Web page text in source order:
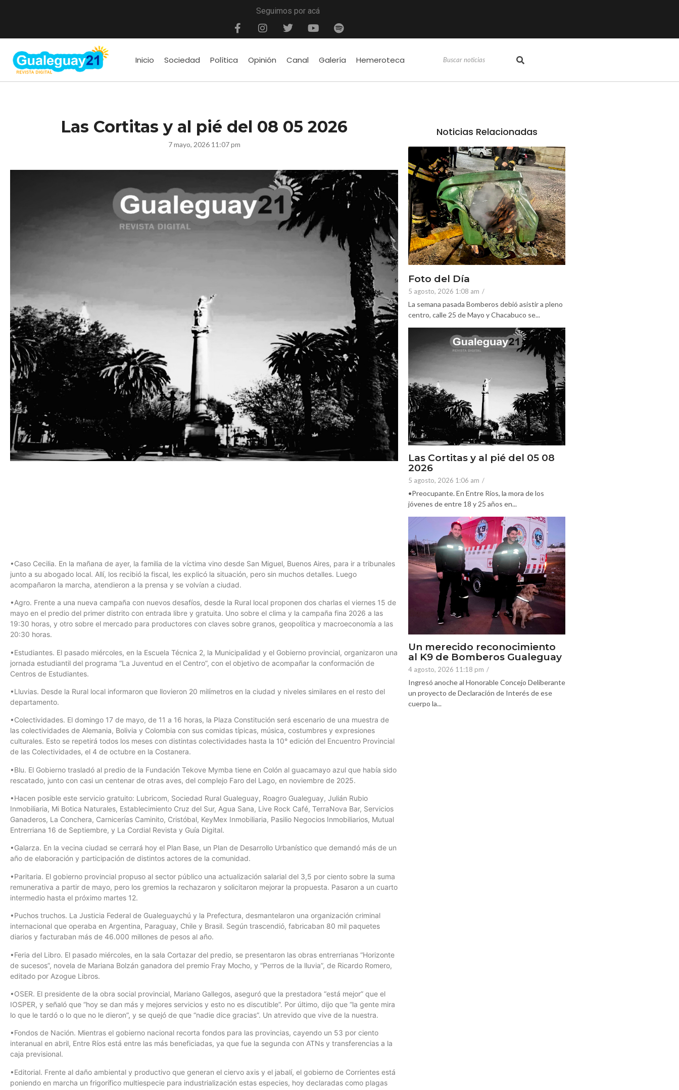
Seguimos por acá
Inicio Sociedad Política Opinión Canal Galería Hemeroteca
Las Cortitas y al pié del 08 05 2026
7 mayo, 2026 11:07 pm
•Caso Cecilia. En la mañana de ayer, la familia de la víctima vino desde San Miguel, Buenos Aires, para ir a tribunales
junto a su abogado local. Allí, los recibió la fiscal, les explicó la situación, pero sin muchos detalles. Luego
acompañaron la marcha, atendieron a la prensa y se volvían a ciudad.
•Agro. Frente a una nueva campaña con nuevos desafíos, desde la Rural local proponen dos charlas el viernes 15 de
mayo en el predio del primer distrito con entrada libre y gratuita. Uno sobre el clima y la campaña fina 2026 a las
19:30 horas, y otro sobre el mercado para productores con claves sobre granos, geopolítica y macroeconomía a las
20:30 horas.
•Estudiantes. El pasado miércoles, en la Escuela Técnica 2, la Municipalidad y el Gobierno provincial, organizaron una
jornada estudiantil del programa “La Juventud en el Centro”, con el objetivo de acompañar la conformación de
Centros de Estudiantes.
•Lluvias. Desde la Rural local informaron que llovieron 20 milímetros en la ciudad y niveles similares en el resto del
departamento.
•Colectividades. El domingo 17 de mayo, de 11 a 16 horas, la Plaza Constitución será escenario de una muestra de
las colectividades de Alemania, Bolivia y Colombia con sus comidas típicas, música, costumbres y expresiones
culturales. Esto se repetirá todos los meses con distintas colectividades hasta la 10° edición del Encuentro Provincial
de las Colectividades, el 4 de octubre en la Costanera.
•Blu. El Gobierno trasladó al predio de la Fundación Tekove Mymba tiene en Colón al guacamayo azul que había sido
rescatado, junto con casi un centenar de otras aves, del complejo Faro del Lago, en noviembre de 2025.
•Hacen posible este servicio gratuito: Lubricom, Sociedad Rural Gualeguay, Roagro Gualeguay, Julián Rubio
Inmobiliaria, Mi Botica Naturales, Establecimiento Cruz del Sur, Agua Sana, Live Rock Café, TerraNova Bar, Servicios
Ganaderos, La Conchera, Carnicerías Caminito, Cristóbal, KeyMex Inmobiliaria, Pasilio Negocios Inmobiliarios, Mutual
Entrerriana 16 de Septiembre, y La Cordial Revista y Guía Digital.
•Galarza. En la vecina ciudad se cerrará hoy el Plan Base, un Plan de Desarrollo Urbanístico que demandó más de un
año de elaboración y participación de distintos actores de la comunidad.
•Paritaria. El gobierno provincial propuso al sector público una actualización salarial del 3,5 por ciento sobre la suma
remunerativa a partir de mayo, pero los gremios la rechazaron y solicitaron mejorar la propuesta. Pasaron a un cuarto
intermedio hasta el próximo martes 12.
•Puchos truchos. La Justicia Federal de Gualeguaychú y la Prefectura, desmantelaron una organización criminal
internacional que operaba en Argentina, Paraguay, Chile y Brasil. Según trascendió, fabricaban 80 mil paquetes
diarios y facturaban más de 46.000 millones de pesos al año.
•Feria del Libro. El pasado miércoles, en la sala Cortazar del predio, se presentaron las obras entrerrianas “Horizonte
de sucesos”, novela de Mariana Bolzán ganadora del premio Fray Mocho, y “Perros de la lluvia”, de Ricardo Romero,
editado por Azogue Libros.
•OSER. El presidente de la obra social provincial, Mariano Gallegos, aseguró que la prestadora “está mejor” que el
IOSPER, y señaló que “hoy se dan más y mejores servicios y esto no es discutible”. Por último, dijo que “la gente mira
lo que le tardó o lo que no le dieron”, y se quejó de que “nadie dice gracias”. Un atrevido que vive de la nuestra.
•Fondos de Nación. Mientras el gobierno nacional recorta fondos para las provincias, cayendo un 53 por ciento
interanual en abril, Entre Ríos está entre las más beneficiadas, ya que fue la segunda con ATNs y transferencias a la
caja previsional.
•Editorial. Frente al daño ambiental y productivo que generan el ciervo axis y el jabalí, el gobierno de Corrientes está
poniendo en marcha un frigorífico multiespecie para industrialización estas especies, hoy declaradas como plagas
Noticias Relacionadas
Foto del Día
5 agosto, 2026 1:08 am /
La semana pasada Bomberos debió asistir a pleno
centro, calle 25 de Mayo y Chacabuco se...
Las Cortitas y al pié del 05 08
2026
5 agosto, 2026 1:06 am /
•Preocupante. En Entre Ríos, la mora de los
jóvenes de entre 18 y 25 años en...
Un merecido reconocimiento
al K9 de Bomberos Gualeguay
4 agosto, 2026 11:18 pm /
Ingresó anoche al Honorable Concejo Deliberante
un proyecto de Declaración de Interés de ese
cuerpo la...